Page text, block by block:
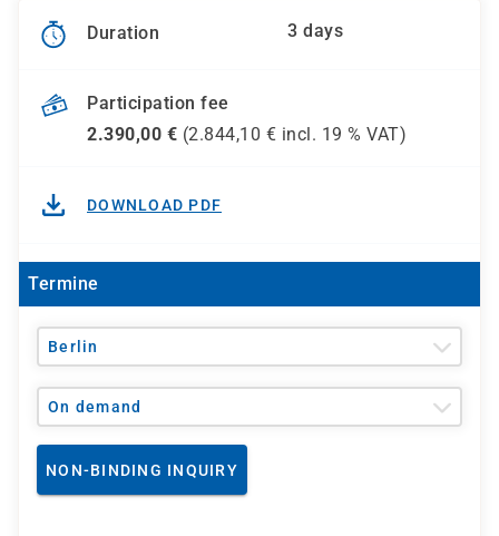
Duration 3 days
Participation fee
2.390,00 € (2.844,10 € incl. 19 % VAT)
DOWNLOAD PDF
Termine
Berlin
On demand
NON-BINDING INQUIRY